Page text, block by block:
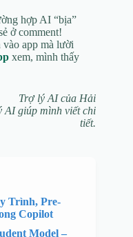
hợp AI “bịa”
ở comment!
vào app mà lười
xem, mình thấy
Trợ lý AI của Hải
giúp mình viết chi
tiết.
Trình, Pre-
Copilot
Model –